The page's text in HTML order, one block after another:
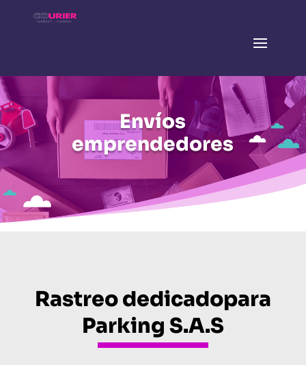
Envíos
emprendedores
Rastreo dedicadopara
Parking S.A.S